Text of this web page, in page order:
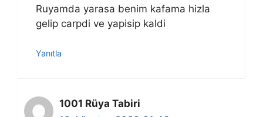
Ruyamda yarasa benim kafama hizla
gelip carpdi ve yapisip kaldi
Yanıtla
1001 Rüya Tabiri